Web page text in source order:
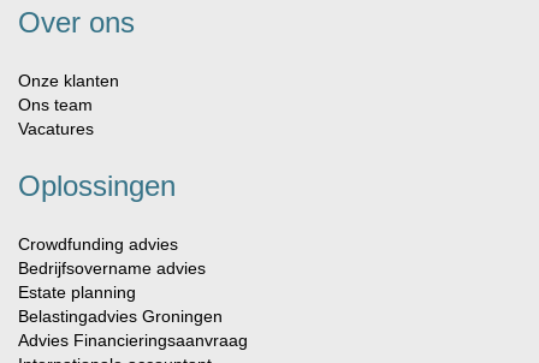
Over ons
Onze klanten
Ons team
Vacatures
Oplossingen
Crowdfunding advies
Bedrijfsovername advies
Estate planning
Belastingadvies Groningen
Advies Financieringsaanvraag